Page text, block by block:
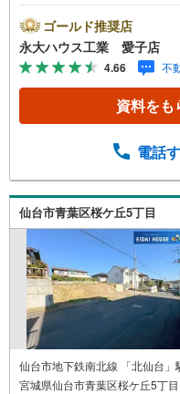
紹介！1.＜豊富な
と種別を問わず不
施設や商業施設、
し、お客様により
っかりとサポート
タッフ＞当社では
時に気になる住宅
完備！お子様連れ
営業時間:10:00～
変動あり）現地の
お問い合わせくださ
ゴールド推奨店
永大ハウス工業 愛子店
4.66 不
資料をも
電話
仙台市青葉区桜ケ丘5丁目
仙台市地下鉄南北線 「北仙台」
宮城県仙台市青葉区桜ケ丘5丁目